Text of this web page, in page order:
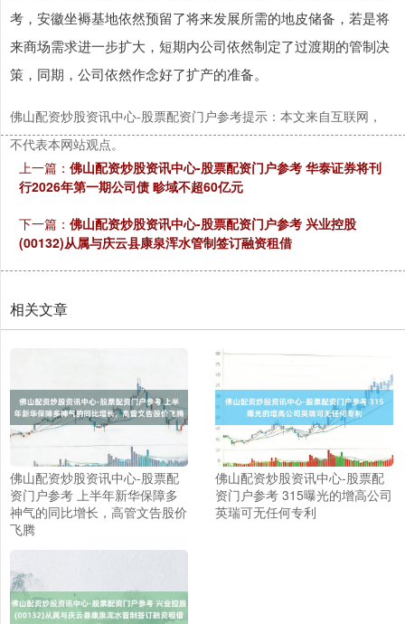
考，安徽坐褥基地依然预留了将来发展所需的地皮储备，若是将
来商场需求进一步扩大，短期内公司依然制定了过渡期的管制决
策，同期，公司依然作念好了扩产的准备。
佛山配资炒股资讯中心-股票配资门户参考提示：本文来自互联网，
不代表本网站观点。
上一篇： 佛山配资炒股资讯中心-股票配资门户参考 华泰证券将刊
行2026年第一期公司债 畛域不超60亿元
下一篇： 佛山配资炒股资讯中心-股票配资门户参考 兴业控股
(00132)从属与庆云县康泉浑水管制签订融资租借
相关文章
佛山配资炒股资讯中心-股票配
资门户参考 上半年新华保障多
神气的同比增长，高管文告股价
飞腾
佛山配资炒股资讯中心-股票配
资门户参考 315曝光的增高公司
英瑞可无任何专利